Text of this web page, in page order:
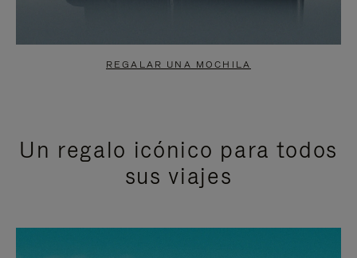
REGALAR UNA MOCHILA
Un regalo icónico para todos
sus viajes